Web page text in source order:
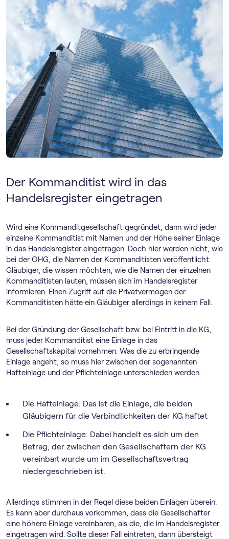
Der Kommanditist wird in das
Handelsregister eingetragen
Wird eine Kommanditgesellschaft gegründet, dann wird jeder
einzelne Kommanditist mit Namen und der Höhe seiner Einlage
in das Handelsregister eingetragen. Doch hier werden nicht, wie
bei der OHG, die Namen der Kommanditisten veröffentlicht.
Gläubiger, die wissen möchten, wie die Namen der einzelnen
Kommanditisten lauten, müssen sich im Handelsregister
informieren. Einen Zugriff auf die Privatvermögen der
Kommanditisten hätte ein Gläubiger allerdings in keinem Fall.
Bei der Gründung der Gesellschaft bzw. bei Eintritt in die KG,
muss jeder Kommanditist eine Einlage in das
Gesellschaftskapital vornehmen. Was die zu erbringende
Einlage angeht, so muss hier zwischen der sogenannten
Hafteinlage und der Pflichteinlage unterschieden werden.
Die Hafteinlage: Das ist die Einlage, die beiden
Gläubigern für die Verbindlichkeiten der KG haftet
Die Pflichteinlage: Dabei handelt es sich um den
Betrag, der zwischen den Gesellschaftern der KG
vereinbart wurde um im Gesellschaftsvertrag
niedergeschrieben ist.
Allerdings stimmen in der Regel diese beiden Einlagen überein.
Es kann aber durchaus vorkommen, dass die Gesellschafter
eine höhere Einlage vereinbaren, als die, die im Handelsregister
eingetragen wird. Sollte dieser Fall eintreten, dann übersteigt